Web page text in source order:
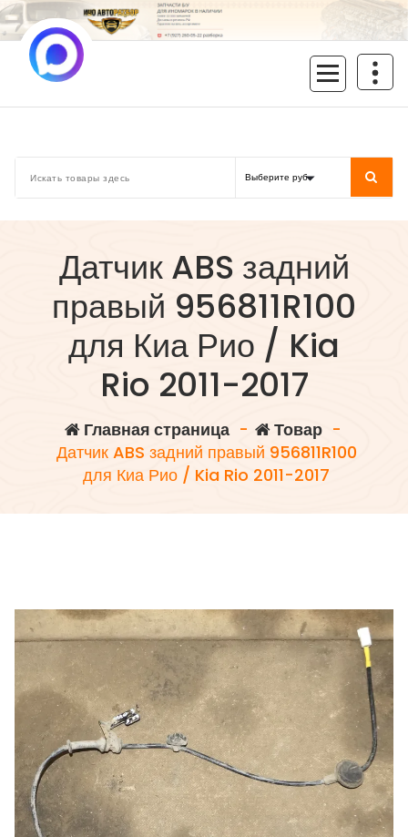
Перейти
к
содержимому
Датчик ABS задний
правый 956811R100
для Киа Рио / Kia
Rio 2011-2017
Главная страница- Товар-
Датчик ABS задний правый 956811R100
для Киа Рио / Kia Rio 2011-2017